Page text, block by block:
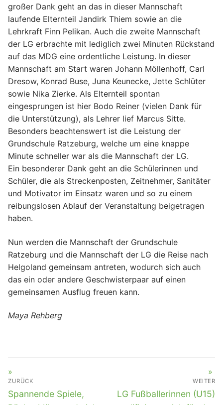
großer Dank geht an das in dieser Mannschaft
laufende Elternteil Jandirk Thiem sowie an die
Lehrkraft Finn Pelikan. Auch die zweite Mannschaft
der LG erbrachte mit lediglich zwei Minuten Rückstand
auf das MDG eine ordentliche Leistung. In dieser
Mannschaft am Start waren Johann Möllenhoff, Carl
Dresow, Konrad Buse, Juna Keunecke, Jette Schlüter
sowie Nika Zierke. Als Elternteil spontan
eingesprungen ist hier Bodo Reiner (vielen Dank für
die Unterstützung), als Lehrer lief Marcus Sitte.
Besonders beachtenswert ist die Leistung der
Grundschule Ratzeburg, welche um eine knappe
Minute schneller war als die Mannschaft der LG.
Ein besonderer Dank geht an die Schülerinnen und
Schüler, die als Streckenposten, Zeitnehmer, Sanitäter
und Motivator im Einsatz waren und so zu einem
reibungslosen Ablauf der Veranstaltung beigetragen
haben.
Nun werden die Mannschaft der Grundschule
Ratzeburg und die Mannschaft der LG die Reise nach
Helgoland gemeinsam antreten, wodurch sich auch
das ein oder andere Geschwisterpaar auf einen
gemeinsamen Ausflug freuen kann.
Maya Rehberg
ZURÜCK
Vorheriger
Spannende Spiele,
WEITER
Nächster
LG Fußballerinnen (U15)